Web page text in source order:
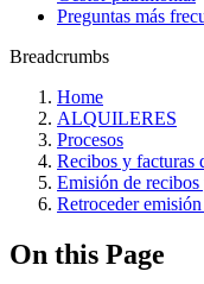
Preguntas más
Breadcrumbs
Home
ALQUILERES
Procesos
Recibos y facturas
Emisión de
Retroceder
On this Page